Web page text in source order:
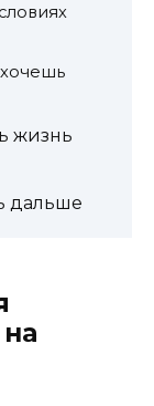
жизнь
дальше